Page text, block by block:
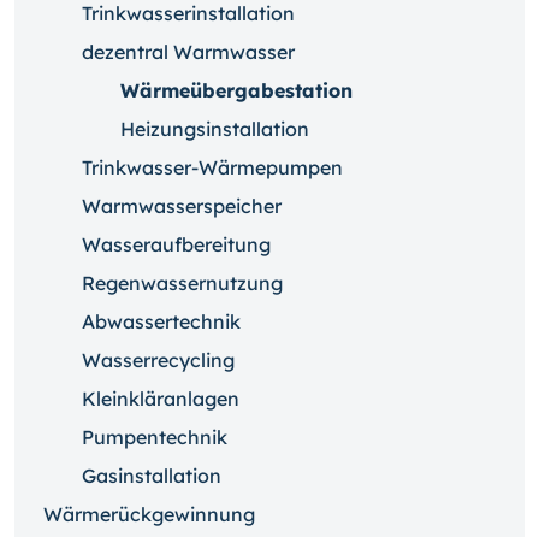
Trinkwasserinstallation
dezentral Warmwasser
Wärmeübergabestation
Heizungsinstallation
Trinkwasser-Wärmepumpen
Warmwasserspeicher
Wasseraufbereitung
Regenwassernutzung
Abwassertechnik
Wasserrecycling
Kleinkläranlagen
Pumpentechnik
Gasinstallation
Wärmerückgewinnung